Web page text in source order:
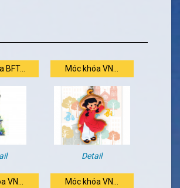
Móc khóa VN...
Detail
VN... Móc khóa VN...